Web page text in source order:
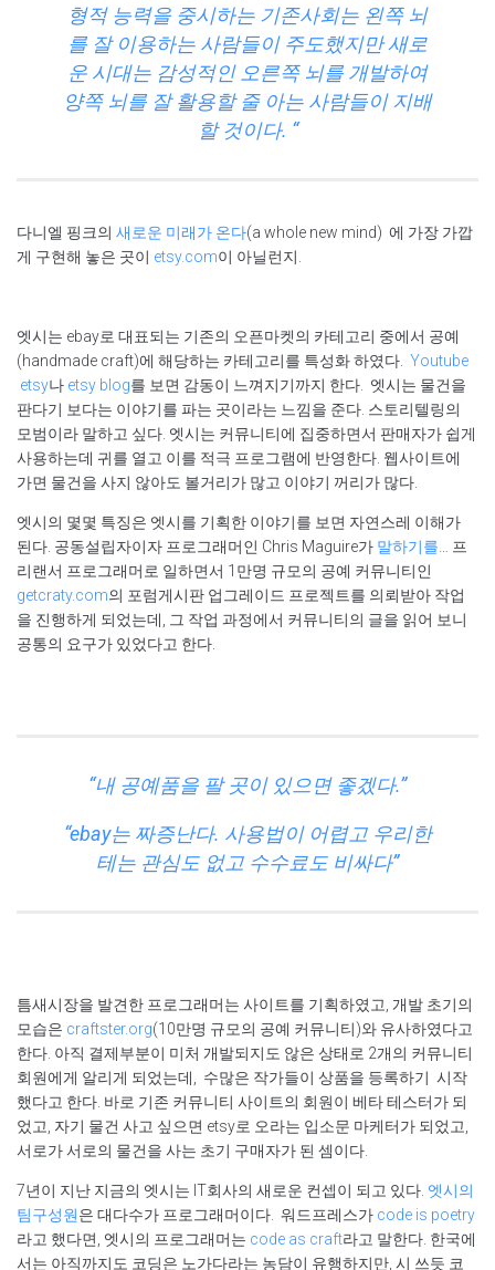
형적 능력을 중시하는 기존사회는 왼쪽 뇌
를 잘 이용하는 사람들이 주도했지만 새로
운 시대는 감성적인 오른쪽 뇌를 개발하여
양쪽 뇌를 잘 활용할 줄 아는 사람들이 지배
할 것이다. “
다니엘 핑크의 새로운 미래가 온다(a whole new mind) 에 가장 가깝
게 구현해 놓은 곳이 etsy.com이 아닐런지.
엣시는 ebay로 대표되는 기존의 오픈마켓의 카테고리 중에서 공예
(handmade craft)에 해당하는 카테고리를 특성화 하였다. Youtube
etsy나 etsy blog를 보면 감동이 느껴지기까지 한다. 엣시는 물건을
판다기 보다는 이야기를 파는 곳이라는 느낌을 준다. 스토리텔링의
모범이라 말하고 싶다. 엣시는 커뮤니티에 집중하면서 판매자가 쉽게
사용하는데 귀를 열고 이를 적극 프로그램에 반영한다. 웹사이트에
가면 물건을 사지 않아도 볼거리가 많고 이야기 꺼리가 많다.
엣시의 몇몇 특징은 엣시를 기획한 이야기를 보면 자연스레 이해가
된다. 공동설립자이자 프로그래머인 Chris Maguire가 말하기를 … 프
리랜서 프로그래머로 일하면서 1만명 규모의 공예 커뮤니티인
getcraty.com의 포럼게시판 업그레이드 프로젝트를 의뢰받아 작업
을 진행하게 되었는데, 그 작업 과정에서 커뮤니티의 글을 읽어 보니
공통의 요구가 있었다고 한다.
“내 공예품을 팔 곳이 있으면 좋겠다.”
“ebay는 짜증난다. 사용법이 어렵고 우리한
테는 관심도 없고 수수료도 비싸다”
틈새시장을 발견한 프로그래머는 사이트를 기획하였고, 개발 초기의
모습은 craftster.org(10만명 규모의 공예 커뮤니티)와 유사하였다고
한다. 아직 결제부분이 미처 개발되지도 않은 상태로 2개의 커뮤니티
회원에게 알리게 되었는데, 수많은 작가들이 상품을 등록하기 시작
했다고 한다. 바로 기존 커뮤니티 사이트의 회원이 베타 테스터가 되
었고, 자기 물건 사고 싶으면 etsy로 오라는 입소문 마케터가 되었고,
서로가 서로의 물건을 사는 초기 구매자가 된 셈이다.
7년이 지난 지금의 엣시는 IT회사의 새로운 컨셉이 되고 있다. 엣시의
팀구성원은 대다수가 프로그래머이다. 워드프레스가 code is poetry
라고 했다면, 엣시의 프로그래머는 code as craft라고 말한다. 한국에
서는 아직까지도 코딩은 노가다라는 농담이 유행하지만, 시 쓰듯 코